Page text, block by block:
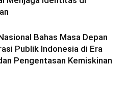
Bahas Masa Depan
Publik Indonesia di Era
Pengentasan Kemiskinan
Teriaki Kata Sambo,